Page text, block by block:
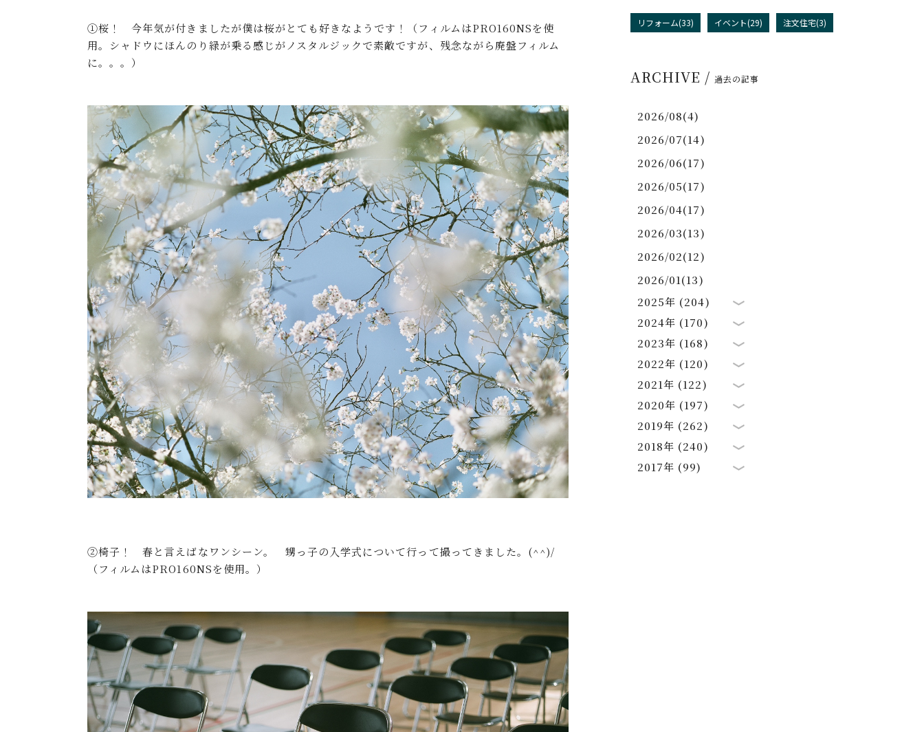
①桜！ 今年気が付きましたが僕は桜がとても好きなようです！（フィルムはPRO160NSを使
用。シャドウにほんのり緑が乗る感じがノスタルジックで素敵ですが、残念ながら廃盤フィルム
に。。。）
②椅子！ 春と言えばなワンシーン。 甥っ子の入学式について行って撮ってきました。(^^)/
（フィルムはPRO160NSを使用。）
リフォーム(33) イベント(29) 注文住宅(3)
ARCHIVE / 過去の記事
2026/08(4)
2026/07(14)
2026/06(17)
2026/05(17)
2026/04(17)
2026/03(13)
2026/02(12)
2026/01(13)
2025年 (204)
2024年 (170)
2023年 (168)
2022年 (120)
2021年 (122)
2020年 (197)
2019年 (262)
2018年 (240)
2017年 (99)